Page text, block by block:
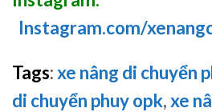
Instagram.com/
Tags:xe nâng di chuyển
di chuyển phuy opk,xe